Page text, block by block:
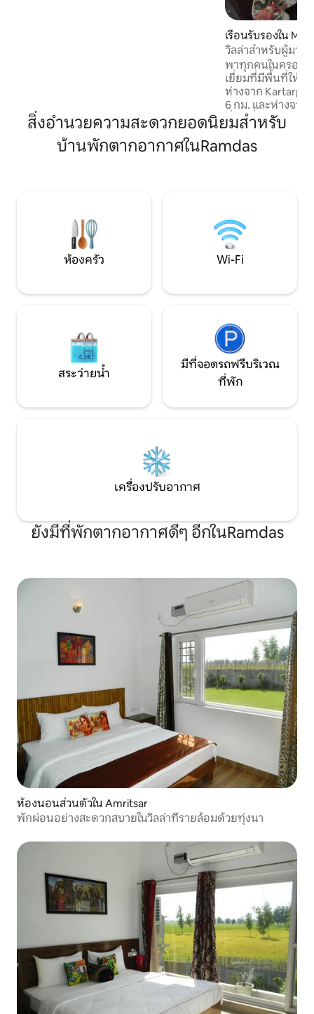
เรือนรับรองใน
วิลล่าสำหรับผู้มาเ
พาทุกคนในครอบ
เยี่ยมที่มีพื้นที่ให้ค
ห่างจาก
6 กม. และห่างจาก
ที่พักที่ปลอดภัยเรี
พื้นที่ 15 Marla (อา
สนามหญ้าที่สวยง
เยือน
Kartarpur
สิ่งอำนวยความสะดวกยอดนิยมสำหรับ
บ้านพักตากอากาศในRamdas
ห้องครัว Wi-Fi
สระว่ายน้ำ
มีที่จอดรถฟรีบริเวณ
ที่พัก
เครื่องปรับอากาศ
ยังมีที่พักตากอากาศดีๆ อีกในRamdas
ห้องนอนส่วนตัวใน Amritsar
พักผ่อนอย่างสะดวกสบายในวิลล่าที่รายล้อมด้วยทุ่งนา